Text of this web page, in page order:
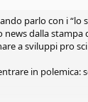
parlo con i “lo
news dalla
a sviluppi pro
in polemica: